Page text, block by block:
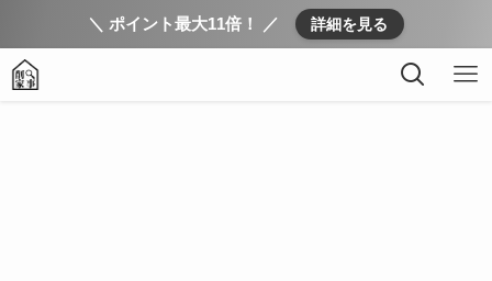
＼ ポイント最大11倍！ ／ 詳細を見る